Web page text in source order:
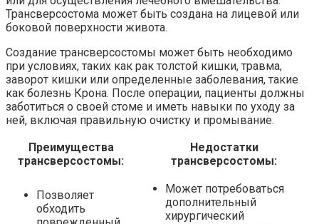
Трансверсостома может быть создана на лицевой или
боковой поверхности живота.
Создание трансверсостомы может быть необходимо
при условиях, таких как рак толстой кишки, травма,
заворот кишки или определенные заболевания, такие
как болезнь Крона. После операции, пациенты должны
заботиться о своей стоме и иметь навыки по уходу за
ней, включая правильную очистку и промывание.
Преимущества
трансверсостомы:
Недостатки
трансверсостомы:
Позволяет
обходить
Может потребоваться
дополнительный
хирургический